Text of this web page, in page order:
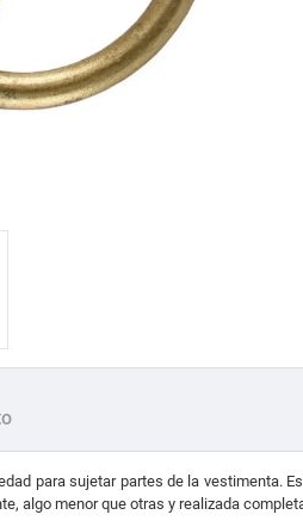
para sujetar partes de la vestimenta.
algo menor que otras y realizada